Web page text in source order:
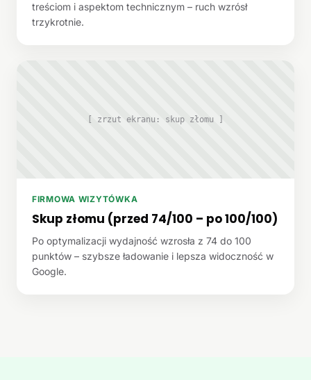
treściom i aspektom technicznym – ruch wzrósł
trzykrotnie.
[ zrzut ekranu: skup złomu ]
FIRMOWA WIZYTÓWKA
Skup złomu (przed 74/100 – po 100/100)
Po optymalizacji wydajność wzrosła z 74 do 100
punktów – szybsze ładowanie i lepsza widoczność w
Google.